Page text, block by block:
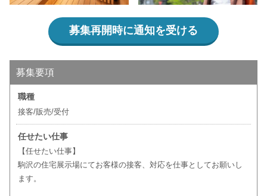
募集再開時に通知を受ける
募集要項
職種
接客/販売/受付
任せたい仕事
【任せたい仕事】
駒沢の住宅展示場にてお客様の接客、対応を仕事としてお願いし
ます。